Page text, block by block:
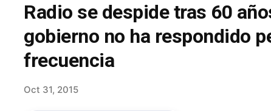
Radio se despide tras 60
gobierno no ha respondido
frecuencia
Oct 31, 2015